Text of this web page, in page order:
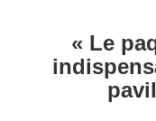
« Le